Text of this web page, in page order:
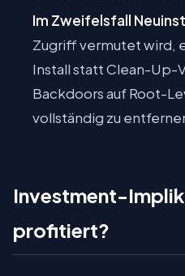
Im Zweifelsfall
Zugriff vermutet wird,
Install statt Clean-Up-
Backdoors auf Root-
vollständig zu
Investment-
profitiert?